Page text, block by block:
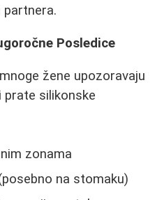
Posledice
žene upozoravaju
prate silikonske
zonama
na stomaku)